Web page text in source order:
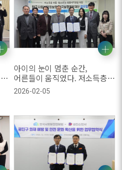
아이의 눈이 멈춘 순간,
어른들이 움직였다. 저소득층
아동·청소년 눈 의료비 지원
협력
2026-02-05